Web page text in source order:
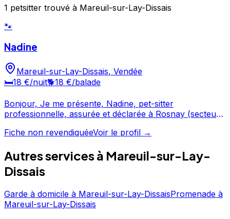
1 petsitter trouvé à Mareuil-sur-Lay-Dissais
🐾
Nadine
Mareuil-sur-Lay-Dissais, Vendée
🛏️18 €/nuit🐕18 €/balade
Bonjour, Je me présente, Nadine, pet-sitter
professionnelle, assurée et déclarée à Rosnay (secteur
d'accueillir votre animal de compagnie - chien, chat,
sein de la famille, il profitera de présence, attention,
jeux, caresses, balades. Que ce soit pour un Week-End,
une Semaine ou plus votre chien, chat, rongeur sera le
chez moi, afin de nous permettre de nous découvrir et
de vérifier l'entente de votre animal avec notre famille.
Fiche non revendiquéeVoir le profil →
Autres services à Mareuil-sur-Lay-
Dissais
Garde à domicile à Mareuil-sur-Lay-DissaisPromenade à
Mareuil-sur-Lay-Dissais